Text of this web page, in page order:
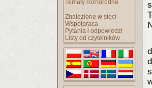
Tematy różnorodne
Znalezione w sieci
Współpraca
Pytania i odpowiedzi
Listy od czytelników